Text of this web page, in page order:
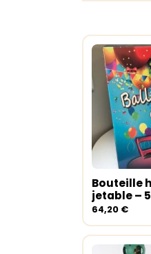
Ajouter
Bouteille
jetable –
64,20 €